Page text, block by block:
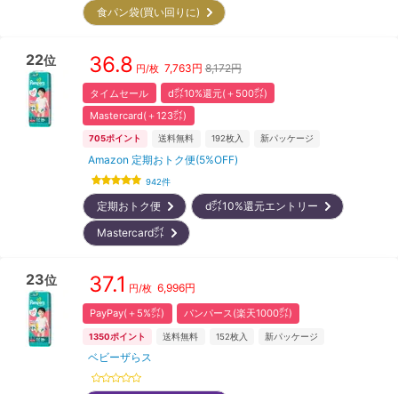
食パン袋(買い回りに)
22位 36.8 円/枚 7,763円 8,172円
タイムセール
d㌽10%還元(＋500㌽)
Mastercard(＋123㌽)
705ポイント 送料無料 192枚入 新パッケージ
Amazon 定期おトク便(5%OFF)
942件
定期おトク便
d㌽10%還元エントリー
Mastercard㌽
23位 37.1 円/枚 6,996円
PayPay(＋5%㌽) パンパース(楽天1000㌽)
1350ポイント 送料無料 152枚入 新パッケージ
ベビーザらス